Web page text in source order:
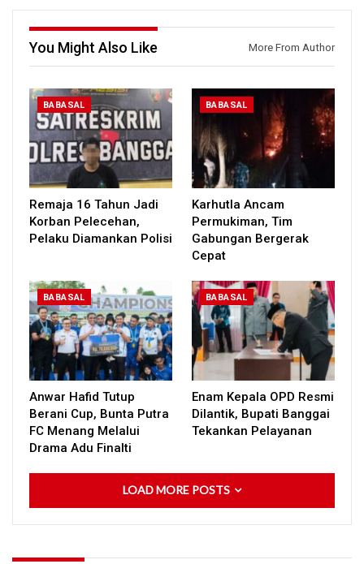
You Might Also Like More From Author
BABASAL
Remaja 16 Tahun Jadi
Korban Pelecehan,
Pelaku Diamankan Polisi
BABASAL
Karhutla Ancam
Permukiman, Tim
Gabungan Bergerak
Cepat
BABASAL
Anwar Hafid Tutup
Berani Cup, Bunta Putra
FC Menang Melalui
Drama Adu Finalti
BABASAL
Enam Kepala OPD Resmi
Dilantik, Bupati Banggai
Tekankan Pelayanan
LOAD MORE POSTS